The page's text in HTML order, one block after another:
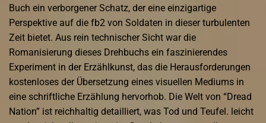
Buch ein verborgener Schatz, der eine einzigartige
Perspektive auf die fb2 von Soldaten in dieser turbulenten
Zeit bietet. Aus rein technischer Sicht war die
Romanisierung dieses Drehbuchs ein faszinierendes
Experiment in der Erzählkunst, das die Herausforderungen
kostenloses der Übersetzung eines visuellen Mediums in
eine schriftliche Erzählung hervorhob. Die Welt von “Dread
Nation” ist reichhaltig detailliert, was Tod und Teufel. leicht